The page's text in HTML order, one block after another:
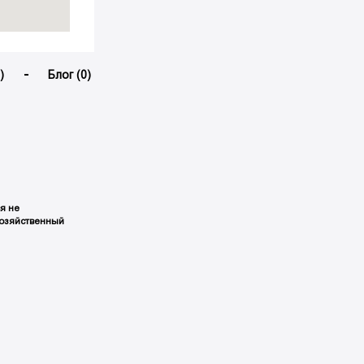
Блог (0)
не